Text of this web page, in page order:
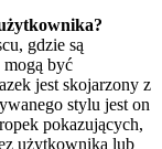
gdzie są
być
jest skojarzony z
stylu jest on
pokazujących,
użytkownika lub